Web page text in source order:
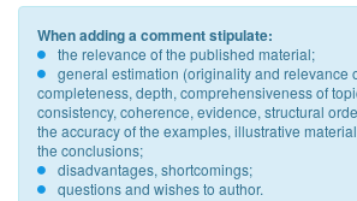
When adding a comment stipulate:
the relevance of the published material;
general estimation (originality and relevance
completeness, depth, comprehensiveness of
consistency, coherence, evidence, structural
the accuracy of the examples, illustrative
the conclusions;
disadvantages, shortcomings;
questions and wishes to author.